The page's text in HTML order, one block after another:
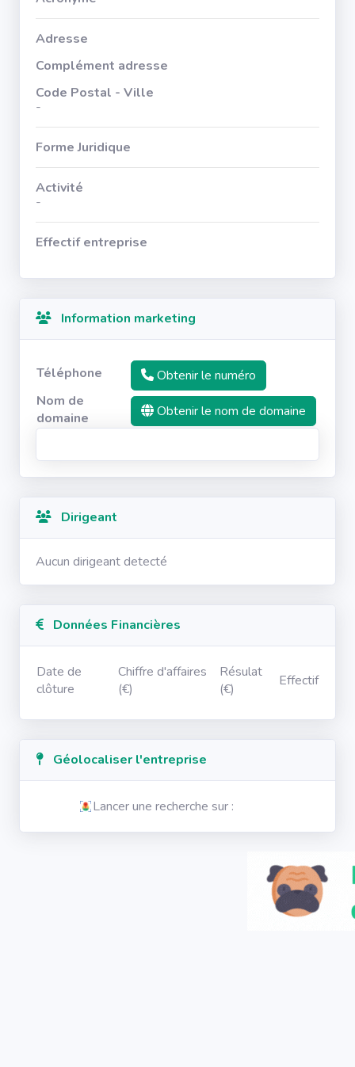
Adresse
Complément adresse
Code Postal - Ville
-
Forme Juridique
Activité
-
Effectif entreprise
Information marketing
Téléphone
Obtenir le numéro
Nom de
domaine
Obtenir le nom de domaine
Dirigeant
Aucun dirigeant detecté
Données Financières
Date de
clôture
Chiffre d'affaires
(€)
Résulat
(€)
Effectif
Géolocaliser l'entreprise
Lancer une recherche sur :